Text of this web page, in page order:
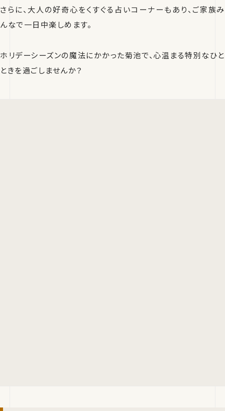
さらに、大人の好奇心をくすぐる占いコーナーもあり、ご家族み
んなで一日中楽しめます。
ホリデーシーズンの魔法にかかった菊池で、心温まる特別なひと
ときを過ごしませんか？